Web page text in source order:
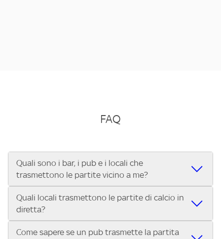
FAQ
Quali sono i bar, i pub e i locali che
trasmettono le partite vicino a me?
Se cerchi un bar, pub, ristorante o locale vicino a te per
vedere le partite di Serie A ENILIVE, la Serie C Sky Wifi, la
UEFA Champions League, la UEFA Europa League, la UEFA
Conference League, il Tennis, la Formula 1®, la MotoGP™ e
Quali locali trasmettono le partite di calcio in
diretta?
Vuoi sapere quali bar, pub o ristoranti mostrano le partite
Come sapere se un pub trasmette la partita